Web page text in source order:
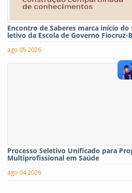
Encontro de Saberes marca início
letivo da Escola de Governo Fiocruz-
ago 05 2026
Processo Seletivo Unificado para
Multiprofissional em Saúde
ago 04 2026